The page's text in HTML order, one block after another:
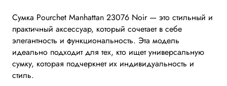
Сумка Pourchet Manhattan 23076 Noir — это стильный и
практичный аксессуар, который сочетает в себе
элегантность и функциональность. Эта модель
идеально подходит для тех, кто ищет универсальную
сумку, которая подчеркнет их индивидуальность и
стиль.